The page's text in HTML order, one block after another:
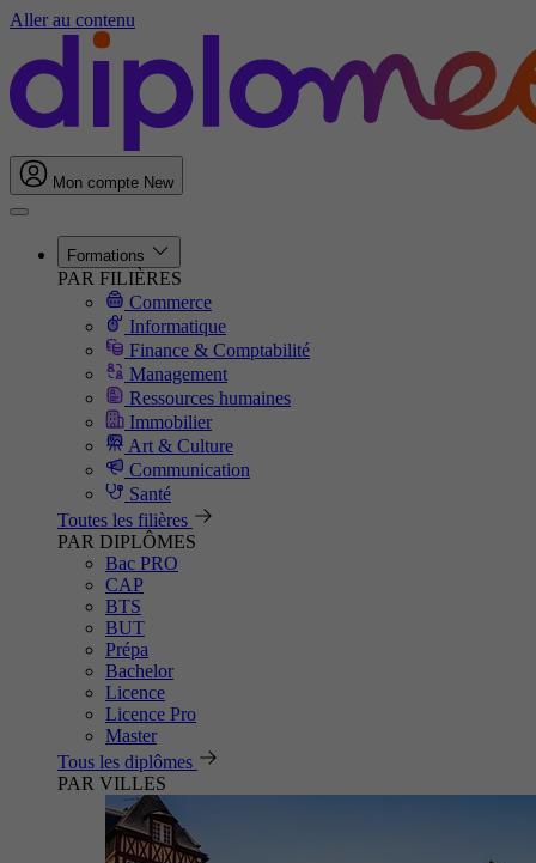
Aller au contenu
Mon compte New
Formations
PAR FILIÈRES
Commerce
Informatique
Finance & Comptabilité
Management
Ressources humaines
Immobilier
Art & Culture
Communication
Santé
Toutes les filières
PAR DIPLÔMES
Bac PRO
CAP
BTS
BUT
Prépa
Bachelor
Licence
Licence Pro
Master
Tous les diplômes
PAR VILLES